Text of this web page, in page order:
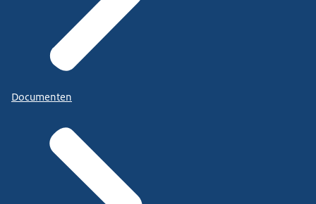
Documenten